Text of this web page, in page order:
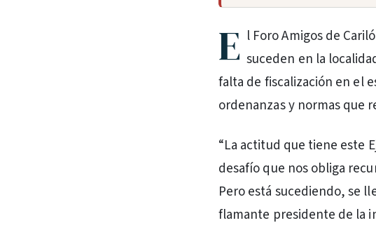
E l Foro Amigos de
suceden en la
falta de fiscalización en el
ordenanzas y normas que
“La actitud que tiene este
desafío que nos obliga
Pero está sucediendo, se
flamante presidente de la